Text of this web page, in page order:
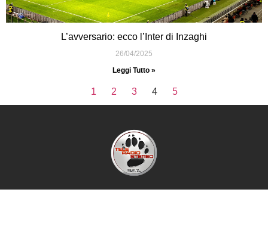
L’avversario: ecco l’Inter di Inzaghi
26/04/2025
Leggi Tutto »
1 2 3 4 5